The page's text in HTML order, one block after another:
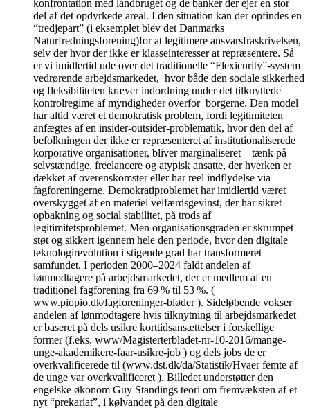
konfrontation med landbruget og de banker der ejer en stor
del af det opdyrkede areal. I den situation kan der opfindes en
“tredjepart” (i eksemplet blev det Danmarks
Naturfredningsforening)for at legitimere ansvarsfraskrivelsen,
selv der hvor der ikke er klasseinteresser at repræsentere. Så
er vi imidlertid ude over det traditionelle “Flexicurity”-system
vedrørende arbejdsmarkedet, hvor både den sociale sikkerhed
og fleksibiliteten kræver indordning under det tilknyttede
kontrolregime af myndigheder overfor borgerne. Den model
har altid været et demokratisk problem, fordi legitimiteten
anfægtes af en insider-outsider-problematik, hvor den del af
befolkningen der ikke er repræsenteret af institutionaliserede
korporative organisationer, bliver marginaliseret – tænk på
selvstændige, freelancere og atypisk ansatte, der hverken er
dækket af overenskomster eller har reel indflydelse via
fagforeningerne. Demokratiproblemet har imidlertid været
overskygget af en materiel velfærdsgevinst, der har sikret
opbakning og social stabilitet, på trods af
legitimitetsproblemet. Men organisationsgraden er skrumpet
støt og sikkert igennem hele den periode, hvor den digitale
teknologirevolution i stigende grad har transformeret
samfundet. I perioden 2000–2024 faldt andelen af
lønmodtagere på arbejdsmarkedet, der er medlem af en
traditionel fagforening fra 69 % til 53 %. (
www.piopio.dk/fagforeninger-bløder ). Sideløbende vokser
andelen af lønmodtagere hvis tilknytning til arbejdsmarkedet
er baseret på dels usikre korttidsansættelser i forskellige
former (f.eks. www/Magisterterbladet-nr-10-2016/mange-
unge-akademikere-faar-usikre-job ) og dels jobs de er
overkvalificerede til (www.dst.dk/da/Statistik/Hvaer femte af
de unge var overkvalificeret ). Billedet understøtter den
engelske økonom Guy Standings teori om fremvæksten af et
nyt “prekariat”, i kølvandet på den digitale